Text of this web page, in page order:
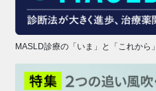
MASLD診療の「いま」と「これから」